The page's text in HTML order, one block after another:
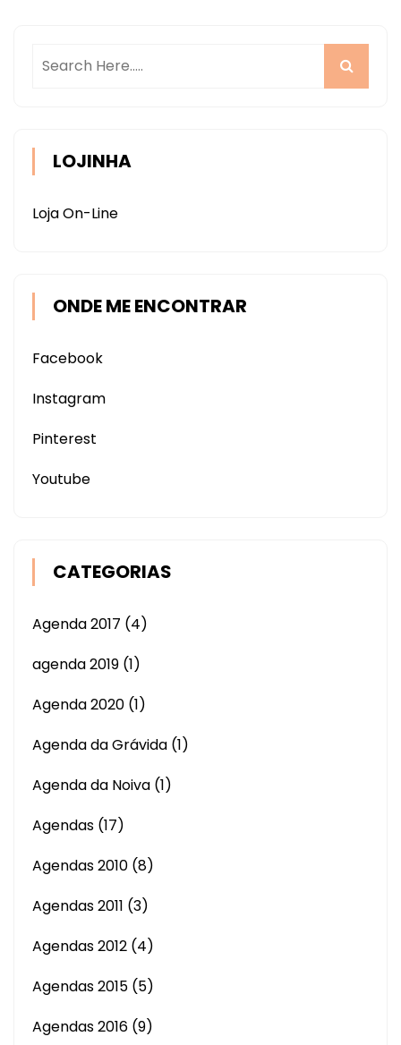
LOJINHA
Loja On-Line
ONDE ME ENCONTRAR
Facebook
Instagram
Pinterest
Youtube
CATEGORIAS
Agenda 2017 (4)
agenda 2019 (1)
Agenda 2020 (1)
Agenda da Grávida (1)
Agenda da Noiva (1)
Agendas (17)
Agendas 2010 (8)
Agendas 2011 (3)
Agendas 2012 (4)
Agendas 2015 (5)
Agendas 2016 (9)